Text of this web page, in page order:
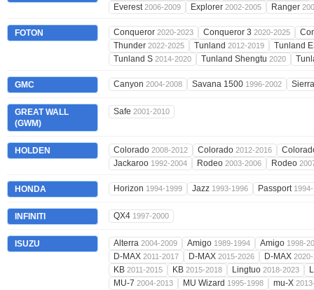
Everest2006-2009 Explorer 2002-2005 Ranger
FOTON Conqueror 2020-2023 Conqueror 3 2020-2025
Thunder 2022-2025 Tunland 2012-2019
Tunland
Tunland S 2014-2020 Tunland Shengtu 2020
GMC Canyon 2004-2008 Savana 1500 1996-2002
GREAT WALL
(GWM)
Safe 2001-2010
HOLDEN Colorado 2008-2012 Colorado 2012-2016
Jackaroo 1992-2004 Rodeo 2003-2006 Rodeo
HONDA Horizon 1994-1999 Jazz 1993-1996 Passport
INFINITI QX4 1997-2000
ISUZU Alterra 2004-2009 Amigo 1989-1994 Amigo 1998-
D-MAX 2011-2017 D-MAX 2015-2026 D-MAX
KB 2011-2015 KB 2015-2018 Lingtuo 2018-2023
MU-7 2004-2013 MU Wizard 1995-1998 mu-X